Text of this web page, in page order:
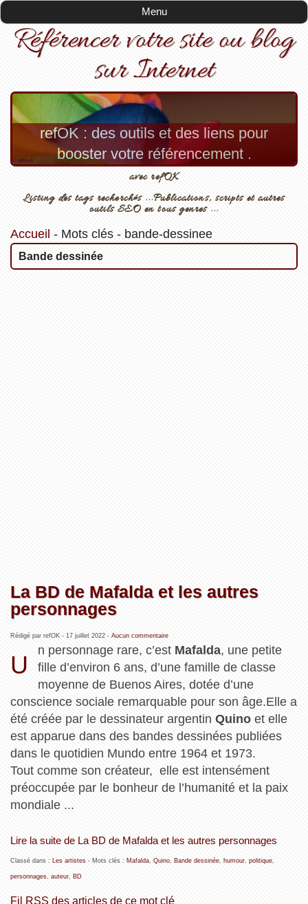
Menu
Référencer votre site ou blog
sur Internet
refOK : des outils et des liens pour
booster votre référencement .
avec refOK
Listing des tags recherchés ...Publications, scripts et autres
outils SEO en tous genres ...
Accueil - Mots clés- bande-dessinee
Bande dessinée
La BD de Mafalda et les autres
personnages
Rédigé par refOK - 17 juillet 2022- Aucun commentaire
U
n personnage rare, c’est Mafalda, une petite
fille d’environ 6 ans, d’une famille de classe
moyenne de Buenos Aires, dotée d’une
conscience sociale remarquable pour son âge.Elle a
été créée par le dessinateur argentin Quinoet elle
est apparue dans des bandes dessinées publiées
dans le quotidien Mundo entre 1964 et 1973.
Tout comme son créateur, elle est intensément
préoccupée par le bonheur de l’humanité et la paix
mondiale ...
Lire la suite de La BD de Mafalda et les autres personnages
Classé dans : Les artistes- Mots clés : Mafalda, Quino, Bande dessinée, humour, politique,
personnages, auteur, BD
Fil RSS des articles de ce mot clé